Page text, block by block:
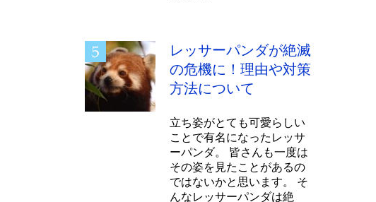
レッサーパンダが絶滅
の危機に！理由や対策
方法について
立ち姿がとても可愛らしい
ことで有名になったレッサ
ーパンダ。 皆さんも一度は
その姿を見たことがあるの
ではないかと思います。 そ
んなレッサーパンダは絶